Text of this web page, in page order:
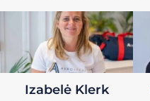
Izabelė Klerk